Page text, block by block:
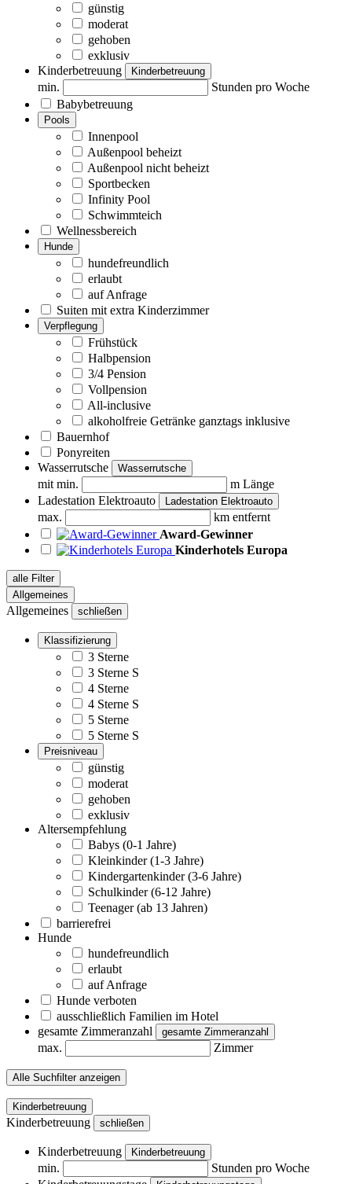
günstig
moderat
gehoben
exklusiv
Kinderbetreuung
Kinderbetreuung
min.
Stunden pro Woche
Babybetreuung
Pools
Innenpool
Außenpool beheizt
Außenpool nicht beheizt
Sportbecken
Infinity Pool
Schwimmteich
Wellnessbereich
Hunde
hundefreundlich
erlaubt
auf Anfrage
Suiten mit extra Kinderzimmer
Verpflegung
Frühstück
Halbpension
3/4 Pension
Vollpension
All-inclusive
alkoholfreie Getränke ganztags inklusive
Bauernhof
Ponyreiten
Wasserrutsche
Wasserrutsche
mit min.
m Länge
Ladestation Elektroauto
Ladestation Elektroauto
max.
km entfernt
Award-Gewinner
Kinderhotels Europa
alle Filter
Allgemeines
Allgemeines schließen
Klassifizierung
3 Sterne
3 Sterne S
4 Sterne
4 Sterne S
5 Sterne
5 Sterne S
Preisniveau
günstig
moderat
gehoben
exklusiv
Altersempfehlung
Babys (0-1 Jahre)
Kleinkinder (1-3 Jahre)
Kindergartenkinder (3-6 Jahre)
Schulkinder (6-12 Jahre)
Teenager (ab 13 Jahren)
barrierefrei
Hunde
hundefreundlich
erlaubt
auf Anfrage
Hunde verboten
ausschließlich Familien im Hotel
gesamte Zimmeranzahl
gesamte Zimmeranzahl
max. Zimmer
Alle Suchfilter anzeigen
Kinderbetreuung
Kinderbetreuung schließen
Kinderbetreuung Kinderbetreuung
min.
Stunden pro Woche